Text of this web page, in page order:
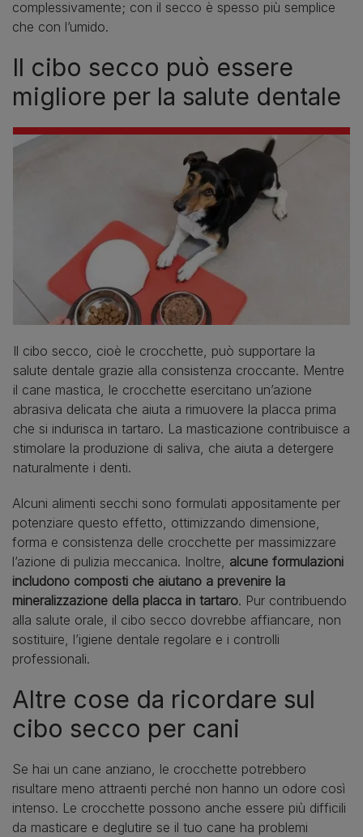
complessivamente; con il secco è spesso più semplice
che con l’umido.
Il cibo secco può essere
migliore per la salute dentale
Il cibo secco, cioè le crocchette, può supportare la
salute dentale grazie alla consistenza croccante. Mentre
il cane mastica, le crocchette esercitano un’azione
abrasiva delicata che aiuta a rimuovere la placca prima
che si indurisca in tartaro. La masticazione contribuisce a
stimolare la produzione di saliva, che aiuta a detergere
naturalmente i denti.
Alcuni alimenti secchi sono formulati appositamente per
potenziare questo effetto, ottimizzando dimensione,
forma e consistenza delle crocchette per massimizzare
l’azione di pulizia meccanica. Inoltre, alcune formulazioni
includono composti che aiutano a prevenire la
mineralizzazione della placca in tartaro. Pur contribuendo
alla salute orale, il cibo secco dovrebbe affiancare, non
sostituire, l’igiene dentale regolare e i controlli
professionali.
Altre cose da ricordare sul
cibo secco per cani
Se hai un cane anziano, le crocchette potrebbero
risultare meno attraenti perché non hanno un odore così
intenso. Le crocchette possono anche essere più difficili
da masticare e deglutire se il tuo cane ha problemi